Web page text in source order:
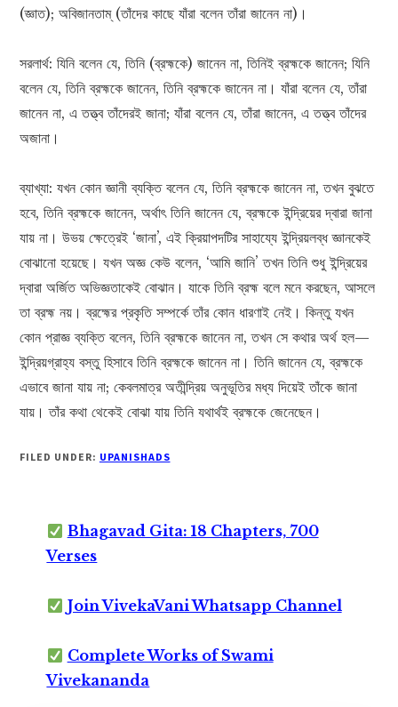
(জ্ঞাত); অবিজানতাম্ (তাঁদের কাছে যাঁরা বলেন তাঁরা জানেন না)।
সরলার্থ: যিনি বলেন যে, তিনি (ব্রহ্মকে) জানেন না, তিনিই ব্রহ্মকে জানেন; যিনি
বলেন যে, তিনি ব্রহ্মকে জানেন, তিনি ব্রহ্মকে জানেন না। যাঁরা বলেন যে, তাঁরা
জানেন না, এ তত্ত্ব তাঁদেরই জানা; যাঁরা বলেন যে, তাঁরা জানেন, এ তত্ত্ব তাঁদের
অজানা।
ব্যাখ্যা: যখন কোন জ্ঞানী ব্যক্তি বলেন যে, তিনি ব্রহ্মকে জানেন না, তখন বুঝতে
হবে, তিনি ব্রহ্মকে জানেন, অর্থাৎ তিনি জানেন যে, ব্রহ্মকে ইন্দ্রিয়ের দ্বারা জানা
যায় না। উভয় ক্ষেত্রেই ‘জানা’, এই ক্রিয়াপদটির সাহায্যে ইন্দ্রিয়লব্ধ জ্ঞানকেই
বোঝানো হয়েছে। যখন অজ্ঞ কেউ বলেন, ‘আমি জানি’ তখন তিনি শুধু ইন্দ্রিয়ের
দ্বারা অর্জিত অভিজ্ঞতাকেই বোঝান। যাকে তিনি ব্রহ্ম বলে মনে করছেন, আসলে
তা ব্রহ্ম নয়। ব্রহ্মের প্রকৃতি সম্পর্কে তাঁর কোন ধারণাই নেই। কিন্তু যখন
কোন প্রাজ্ঞ ব্যক্তি বলেন, তিনি ব্রহ্মকে জানেন না, তখন সে কথার অর্থ হল—
ইন্দ্রিয়গ্রাহ্য বস্তু হিসাবে তিনি ব্রহ্মকে জানেন না। তিনি জানেন যে, ব্রহ্মকে
এভাবে জানা যায় না; কেবলমাত্র অতীন্দ্রিয় অনুভূতির মধ্য দিয়েই তাঁকে জানা
যায়। তাঁর কথা থেকেই বোঝা যায় তিনি যথার্থই ব্রহ্মকে জেনেছেন।
FILED UNDER: UPANISHADS
Bhagavad Gita: 18 Chapters, 700
Verses
Join VivekaVani Whatsapp Channel
Complete Works of Swami
Vivekananda